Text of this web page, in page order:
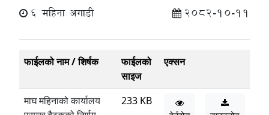
6 महिना अगाडी 2082-10-11
फाईलको नाम / शिर्षक
फाईलको
साइज
एक्सन
माघ महिनाको कार्यालय
233 KB